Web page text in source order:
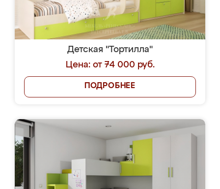
Детская "Тортилла"
Цена: от 74 000 руб.
ПОДРОБНЕЕ